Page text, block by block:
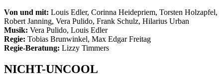
Von und mit: Louis Edler, Corinna Heidepriem, Torsten Holzapfel,
Robert Janning, Vera Pulido, Frank Schulz, Hilarius Urban
Musik: Vera Pulido, Louis Edler
Regie: Tobias Brunwinkel, Max Edgar Freitag
Regie-Beratung: Lizzy Timmers
NICHT-UNCOOL